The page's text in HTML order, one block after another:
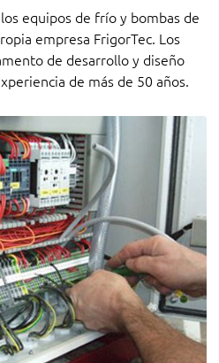
equipos de frío y bombas de
empresa FrigorTec. Los
de desarrollo y diseño
de más de 50 años.